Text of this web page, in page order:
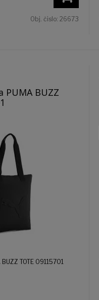
Obj. čislo: 26673
PUMA BUZZ
TOTE 09115701